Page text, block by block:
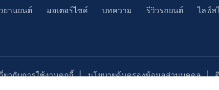
ยานยนต์ มอเตอร์ไซค์ บทความ รีวิวรถยนต์ ไลฟ์ส
ยวกับการใช้งานคุกกี้ นโยบายคุ้มครองข้อมูลส่วนบุคคล